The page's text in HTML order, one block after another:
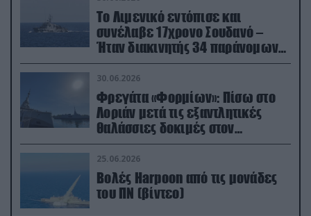
Το Λιμενικό εντόπισε και
συνέλαβε 17χρονο Σουδανό –
Ήταν διακινητής 34 παράνομων
μεταναστών
30.06.2026
Φρεγάτα «Φορμίων»: Πίσω στο
Λοριάν μετά τις εξαντλητικές
θαλάσσιες δοκιμές στον
απαιτητικό Βισκαϊκό
25.06.2026
Βολές Harpoon από τις μονάδες
του ΠΝ (βίντεο)